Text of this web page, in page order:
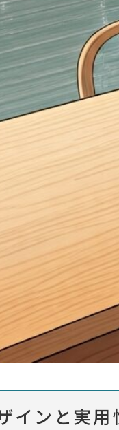
インと実用